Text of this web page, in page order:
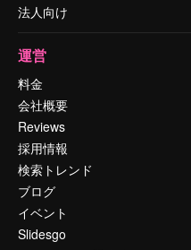
法人向け
運営
料金
会社概要
Reviews
採用情報
検索トレンド
ブログ
イベント
Slidesgo